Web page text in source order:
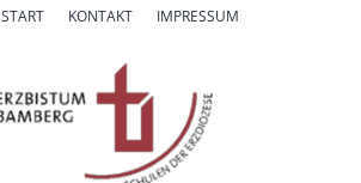
START KONTAKT IMPRESSUM